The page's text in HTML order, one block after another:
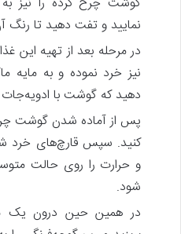
نمایید و تفت دهید تا رنگ
در مرحله بعد از تهیه این
نیز خرد نموده و به مایه
دهید که گوشت با
پس‌ از آماده شدن گوشت
کنید. سپس قارچ‌های خرد
و حرارت را روی حالت
شود.
در همین حین درون یک